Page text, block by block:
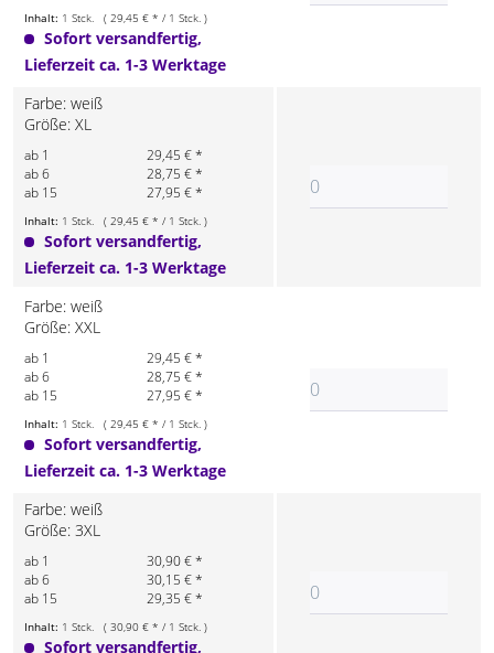
Inhalt: 1 Stck. ( 29,45 € * / 1 Stck. )
Sofort versandfertig,
Lieferzeit ca. 1-3 Werktage
Farbe: weiß
Größe: XL
ab 1
29,45 € *
ab 6
28,75 € *
ab 15
27,95 € *
Inhalt: 1 Stck. ( 29,45 € * / 1 Stck. )
Sofort versandfertig,
Lieferzeit ca. 1-3 Werktage
Farbe: weiß
Größe: XXL
ab 1
29,45 € *
ab 6
28,75 € *
ab 15
27,95 € *
Inhalt: 1 Stck. ( 29,45 € * / 1 Stck. )
Sofort versandfertig,
Lieferzeit ca. 1-3 Werktage
Farbe: weiß
Größe: 3XL
ab 1
30,90 € *
ab 6
30,15 € *
ab 15
29,35 € *
Inhalt: 1 Stck. ( 30,90 € * / 1 Stck. )
Sofort versandfertig,